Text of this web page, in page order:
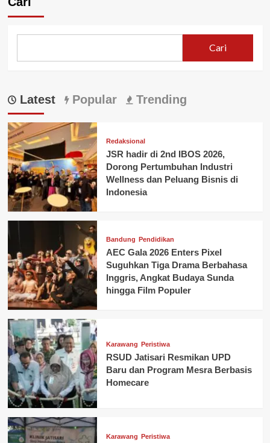
Cari
Latest Popular Trending
Redaksional
JSR hadir di 2nd IBOS 2026,
Dorong Pertumbuhan Industri
Wellness dan Peluang Bisnis di
Indonesia
Bandung Pendidikan
AEC Gala 2026 Enters Pixel
Suguhkan Tiga Drama Berbahasa
Inggris, Angkat Budaya Sunda
hingga Film Populer
Karawang Peristiwa
RSUD Jatisari Resmikan UPD
Baru dan Program Mesra Berbasis
Homecare
Karawang Peristiwa